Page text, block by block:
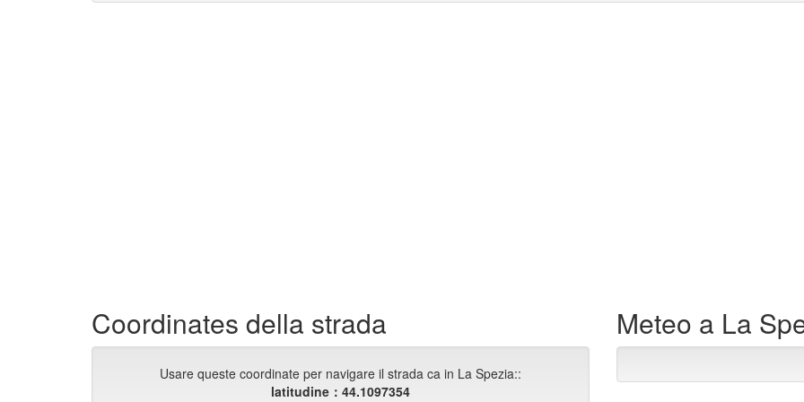
Coordinates della strada
Usare queste coordinate per navigare il strada ca in La Spezia::
latitudine：44.1097354
Meteo a La